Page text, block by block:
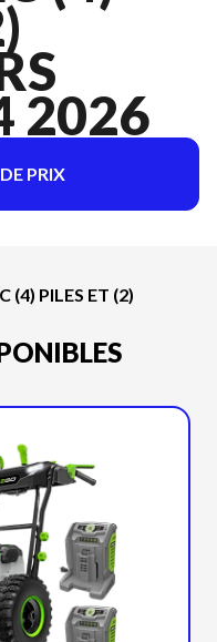
2026
PRIX
(4) PILES ET (2)